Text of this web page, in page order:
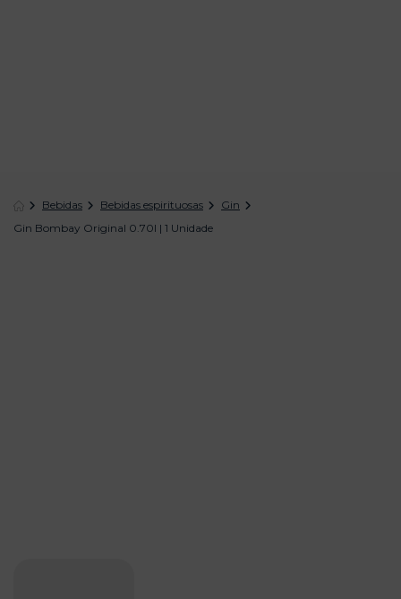
Bebidas Bebidas espirituosas
Gin
Gin Bombay Original 0.70l | 1 Unidade